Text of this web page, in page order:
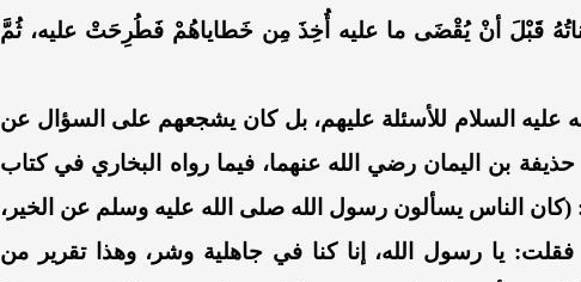
قَبْلَ أنْ يُقْضَى ما عليه أُخِذَ مِن خَطاياهُمْ فَطُرِحَتْ عليه، ثُمَّ
السلام للأسئلة عليهم،بلكان يشجعهم على السؤال عن
حذيفة بن اليمان رضي الله عنهما، فيما رواه البخاري في كتاب
(كان الناس يسألون رسول الله صلى الله عليه وسلم عن الخير،
يا رسول الله، إنا كنا في جاهلية وشر ، وهذا تقرير من